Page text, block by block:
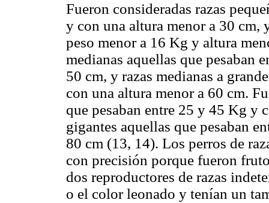
Fueron consideradas razas
y con una altura menor a 30 cm,
peso menor a 16 Kg y altura
medianas aquellas que pesaban
50 cm, y razas medianas a
con una altura menor a 60 cm.
que pesaban entre 25 y 45 Kg y
gigantes aquellas que pesaban
80 cm (13, 14). Los perros de
con precisión porque fueron
dos reproductores de razas
o el color leonado y tenían un